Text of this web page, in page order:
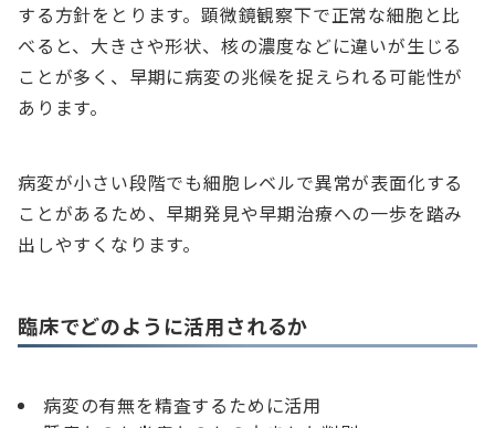
する方針をとります。顕微鏡観察下で正常な細胞と比
べると、大きさや形状、核の濃度などに違いが生じる
ことが多く、早期に病変の兆候を捉えられる可能性が
あります。
病変が小さい段階でも細胞レベルで異常が表面化する
ことがあるため、早期発見や早期治療への一歩を踏み
出しやすくなります。
臨床でどのように活用されるか
病変の有無を精査するために活用